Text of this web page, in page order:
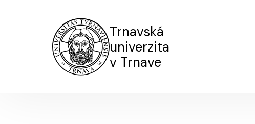
Trnavská
univerzita
v Trnave